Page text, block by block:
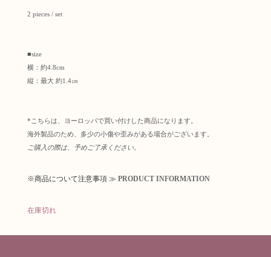
2 pieces / set
■size
横：約4.8cm
縦：最大 約1.4㎝
*こちらは、ヨーロッパで買い付けした商品になります。
海外製品のため、多少の小傷や歪みがある場合がございます。
ご購入の際は、予めご了承ください。
※商品について注意事項 ≫ PRODUCT INFORMATION
在庫切れ